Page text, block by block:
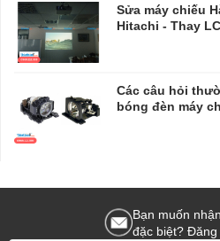
​​​​​​​Sửa máy chiếu
Hitachi - Thay
Các câu hỏi
bóng đèn máy
Bạn muốn
đặc biệt? Đăng